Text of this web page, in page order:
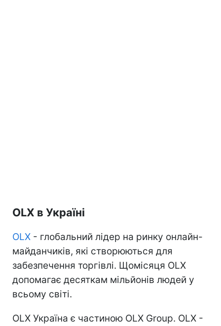
OLX в Україні
OLX - глобальний лідер на ринку онлайн-
майданчиків, які створюються для
забезпечення торгівлі. Щомісяця OLX
допомагає десяткам мільйонів людей у
всьому світі.
OLX Україна є частиною OLX Group. OLX -